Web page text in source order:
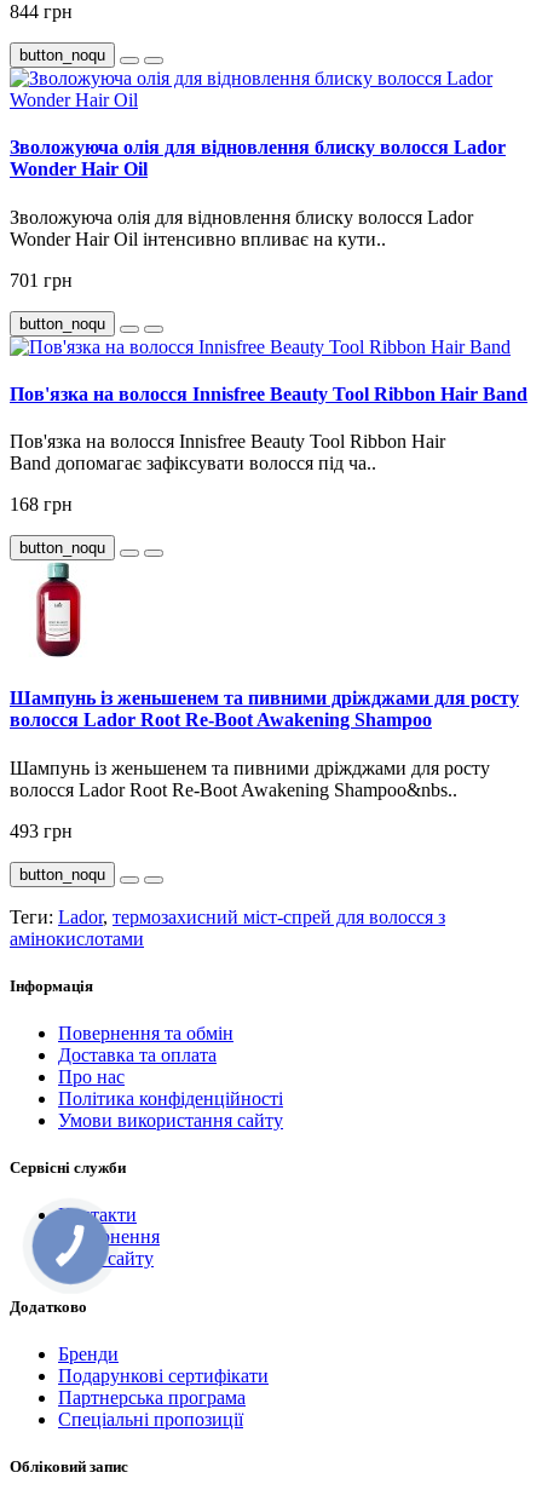
844 грн
button_noqu
Зволожуюча олія для відновлення блиску волосся Lador
Wonder Hair Oil
Зволожуюча олія для відновлення блиску волосся Lador
Wonder Hair Oil інтенсивно впливає на кути..
701 грн
button_noqu
Пов'язка на волосся Innisfree Beauty Tool Ribbon Hair Band
Пов'язка на волосся Innisfree Beauty Tool Ribbon Hair
Band допомагає зафіксувати волосся під ча..
168 грн
button_noqu
Шампунь із женьшенем та пивними дріжджами для росту
волосся Lador Root Re-Boot Awakening Shampoo
Шампунь із женьшенем та пивними дріжджами для росту
волосся Lador Root Re-Boot Awakening Shampoo&nbs..
493 грн
button_noqu
Теги: Lador, термозахисний міст-спрей для волосся з
амінокислотами
Інформація
Повернення та обмін
Доставка та оплата
Про нас
Політика конфіденційності
Умови використання сайту
Сервісні служби
Контакти
Повернення
Мапа сайту
Додатково
Бренди
Подарункові сертифікати
Партнерська програма
Спеціальні пропозиції
Обліковий запис